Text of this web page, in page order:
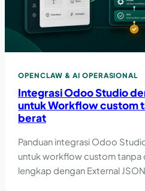
OPENCLAW & AI OPERASIONAL
Integrasi Odoo Studio
untuk Workflow custom
berat
Panduan integrasi Odoo
untuk workflow custom tanpa
lengkap dengan External